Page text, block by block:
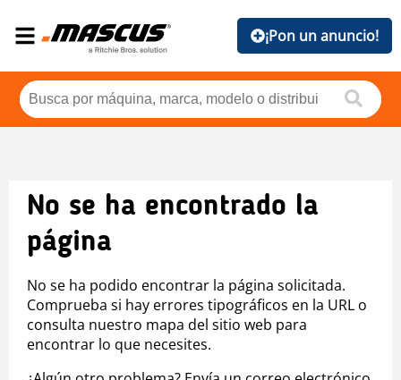
¡Pon un anuncio!
No se ha encontrado la
página
No se ha podido encontrar la página solicitada.
Comprueba si hay errores tipográficos en la URL o
consulta nuestro mapa del sitio web para
encontrar lo que necesites.